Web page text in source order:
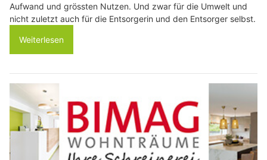
Aufwand und grössten Nutzen. Und zwar für die Umwelt und
nicht zuletzt auch für die Entsorgerin und den Entsorger selbst.
Weiterlesen